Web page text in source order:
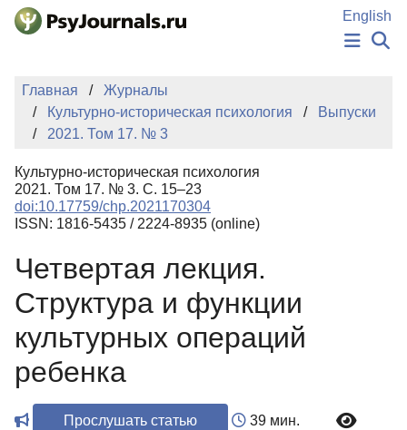
Перейти к основному содержанию
English
НОВОСТИ
КЛЮЧЕВЫЕ СЛОВА
Регистрация
Главная
Журналы
Культурно-историческая психология
Выпуски
2021. Том 17. № 3
Культурно-историческая психология
2021. Том 17. № 3. С. 15–23
doi:10.17759/chp.2021170304
ISSN: 1816-5435 / 2224-8935 (online)
Четвертая лекция.
Структура и функции
культурных операций
ребенка
Прослушать статью
39 мин.